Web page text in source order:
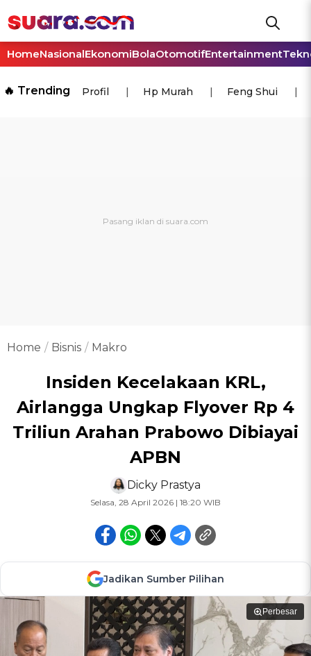
HomeNasionalEkonomiBolaOtomotifEntertainment
🔥 Trending Profil Hp Murah Feng Shui
Home Bisnis Makro
Insiden Kecelakaan KRL,
Airlangga Ungkap Flyover Rp 4
Triliun Arahan Prabowo Dibiayai
APBN
Dicky Prastya
Selasa, 28 April 2026 | 18:20 WIB
Jadikan Sumber Pilihan
Perbesar